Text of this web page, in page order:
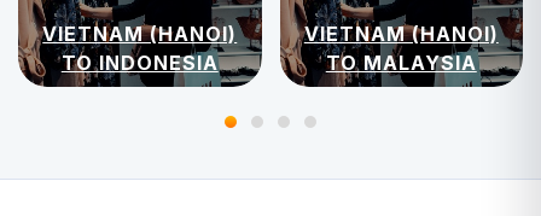
VIETNAM (HANOI)
TO INDONESIA
VIETNAM (HANOI)
TO MALAYSIA